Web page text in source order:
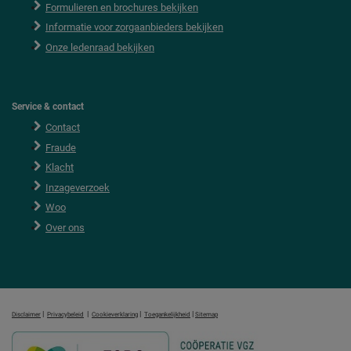
Formulieren en brochures bekijken
Informatie voor zorgaanbieders bekijken
Onze ledenraad bekijken
Service & contact
Contact
Fraude
Klacht
Inzageverzoek
Woo
Over ons
Disclaimer | Privacybeleid | Cookieverklaring | Toegankelijkheid | Sitemap